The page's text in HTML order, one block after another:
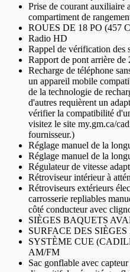
Prise de courant auxiliaire
compartiment de
ROUES DE 18 PO (457
Radio HD
Rappel de vérification des
Rapport de pont arrière de
Recharge de téléphone
un appareil mobile
de la technologie de
d'autres requièrent un
vérifier la compatibilité
visitez le site my.gm.ca/
fournisseur.)
Réglage manuel de la
Réglage manuel de la
Régulateur de vitesse
Rétroviseur intérieur à
Rétroviseurs extérieurs
carrosserie repliables
côté conducteur avec
SIÈGES BAQUETS
SURFACE DES
SYSTÈME CUE
AM/FM
Sac gonflable avec